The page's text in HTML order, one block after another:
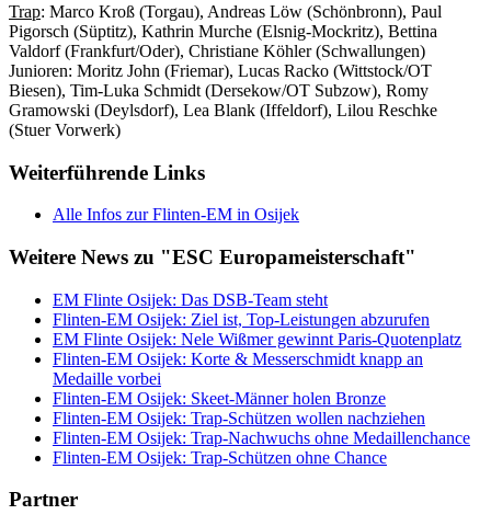
Trap: Marco Kroß (Torgau), Andreas Löw (Schönbronn), Paul
Pigorsch (Süptitz), Kathrin Murche (Elsnig-Mockritz), Bettina
Valdorf (Frankfurt/Oder), Christiane Köhler (Schwallungen)
Junioren: Moritz John (Friemar), Lucas Racko (Wittstock/OT
Biesen), Tim-Luka Schmidt (Dersekow/OT Subzow), Romy
Gramowski (Deylsdorf), Lea Blank (Iffeldorf), Lilou Reschke
(Stuer Vorwerk)
Weiterführende Links
Alle Infos zur Flinten-EM in Osijek
Weitere News zu "ESC Europameisterschaft"
EM Flinte Osijek: Das DSB-Team steht
Flinten-EM Osijek: Ziel ist, Top-Leistungen abzurufen
EM Flinte Osijek: Nele Wißmer gewinnt Paris-Quotenplatz
Flinten-EM Osijek: Korte & Messerschmidt knapp an
Medaille vorbei
Flinten-EM Osijek: Skeet-Männer holen Bronze
Flinten-EM Osijek: Trap-Schützen wollen nachziehen
Flinten-EM Osijek: Trap-Nachwuchs ohne Medaillenchance
Flinten-EM Osijek: Trap-Schützen ohne Chance
Partner